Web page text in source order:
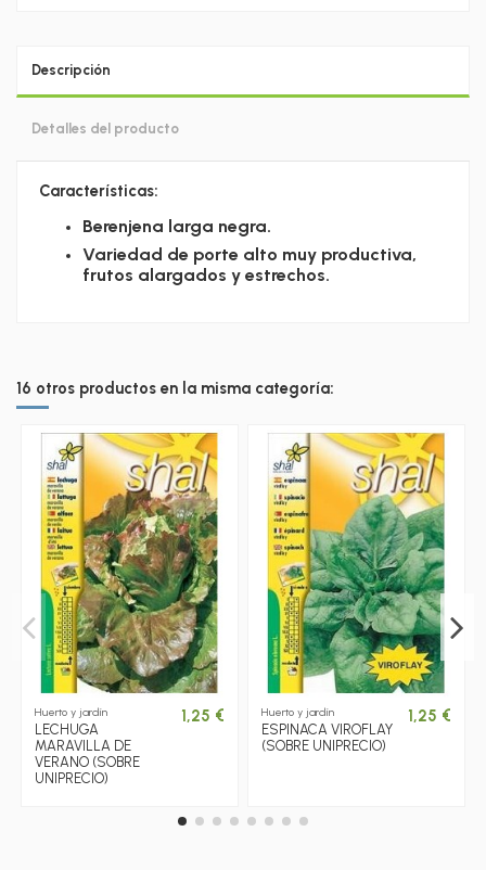
Descripción
Detalles del producto
Características:
Berenjena larga negra.
Variedad de porte alto muy productiva,
frutos alargados y estrechos.
16 otros productos en la misma categoría:
Huerto y jardín
LECHUGA
MARAVILLA DE
VERANO (SOBRE
UNIPRECIO)
1,25 € Huerto y jardín
ESPINACA VIROFLAY
(SOBRE UNIPRECIO)
1,25 €